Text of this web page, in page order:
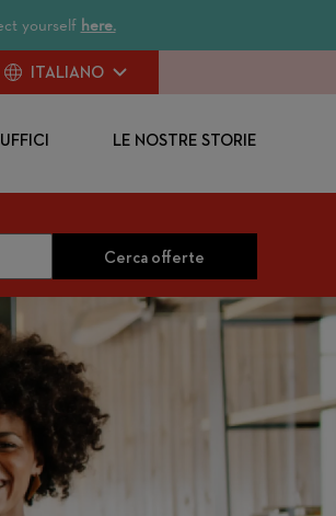
yourself here.
UFFICI LE NOSTRE STORIE
ITALIANO
Cerca offerte